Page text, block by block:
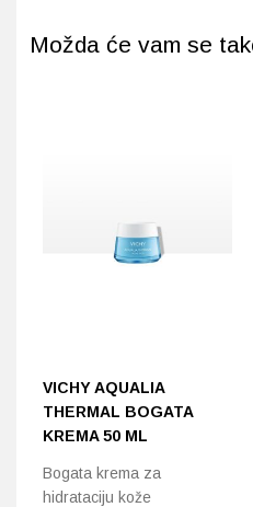
Možda će vam se
VICHY AQUALIA
THERMAL BOGATA
KREMA 50 ML
Bogata krema za
hidrataciju kože